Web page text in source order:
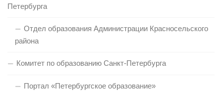
Петербурга
Отдел образования Администрации Красносельского
района
Комитет по образованию Санкт-Петербурга
Портал «Петербургское образование»